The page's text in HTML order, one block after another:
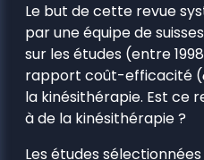
Le but de cette revue
par une équipe de
sur les études (entre
rapport coût-efficacité (
la kinésithérapie. Est ce
à de la kinésithérapie ?
Les études